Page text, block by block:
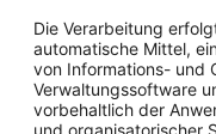
Die Verarbeitung
automatische Mittel,
von Informations- und
Verwaltungssoftware
vorbehaltlich der
und organisatorischer